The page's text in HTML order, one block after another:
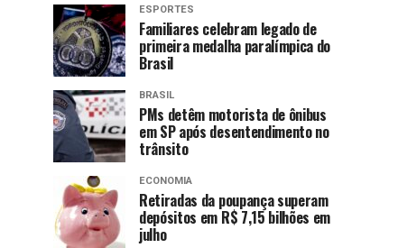
ESPORTES
Familiares celebram legado de
primeira medalha paralímpica do
Brasil
BRASIL
PMs detêm motorista de ônibus
em SP após desentendimento no
trânsito
ECONOMIA
Retiradas da poupança superam
depósitos em R$ 7,15 bilhões em
julho